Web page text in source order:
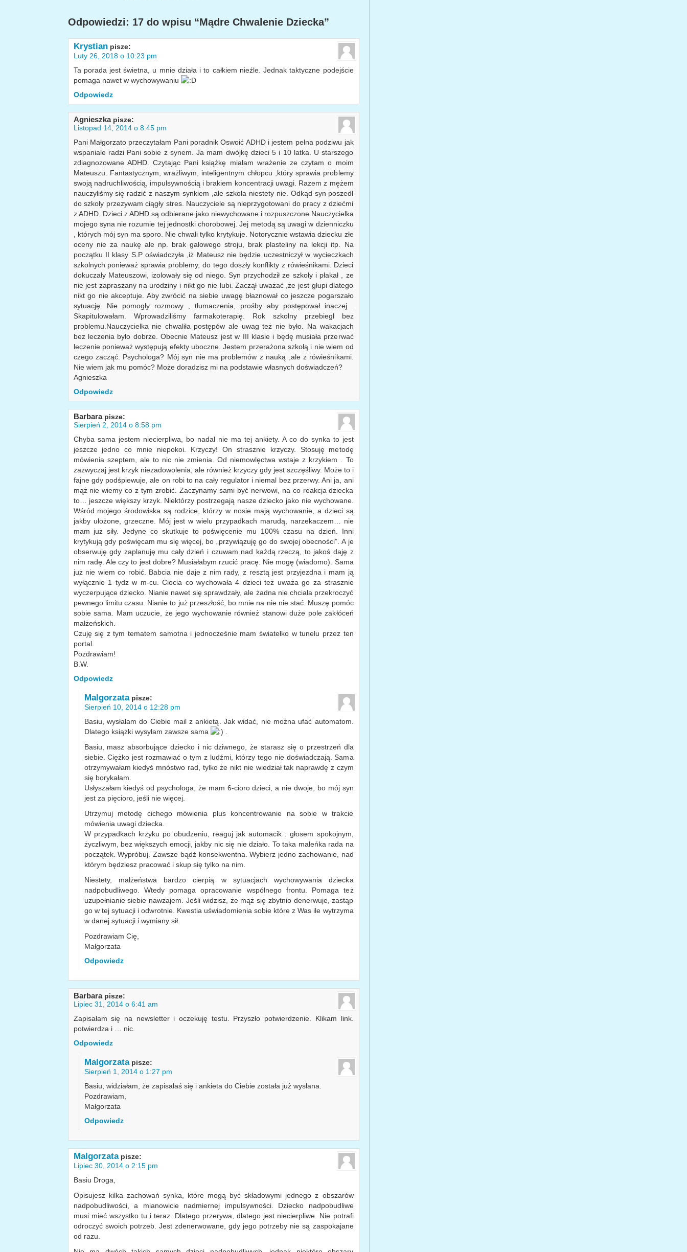
Odpowiedzi: 17 do wpisu “Mądre Chwalenie Dziecka”
Krystian pisze:
Luty 26, 2018 o 10:23 pm
Ta porada jest świetna, u mnie działa i to całkiem nieźle. Jednak taktyczne podejście
pomaga nawet w wychowywaniu
Odpowiedz
Agnieszka pisze:
Listopad 14, 2014 o 8:45 pm
Pani Małgorzato przeczytałam Pani poradnik Oswoić ADHD i jestem pełna podziwu jak
wspaniale radzi Pani sobie z synem. Ja mam dwójkę dzieci 5 i 10 latka. U starszego
zdiagnozowane ADHD. Czytając Pani książkę miałam wrażenie ze czytam o moim
Mateuszu. Fantastycznym, wrażliwym, inteligentnym chłopcu ,który sprawia problemy
swoją nadruchliwością, impulsywnością i brakiem koncentracji uwagi. Razem z mężem
nauczyliśmy się radzić z naszym synkiem ,ale szkoła niestety nie. Odkąd syn poszedł
do szkoły przezywam ciągły stres. Nauczyciele są nieprzygotowani do pracy z dziećmi
z ADHD. Dzieci z ADHD są odbierane jako niewychowane i rozpuszczone.Nauczycielka
mojego syna nie rozumie tej jednostki chorobowej. Jej metodą są uwagi w dzienniczku
, których mój syn ma sporo. Nie chwali tylko krytykuje. Notorycznie wstawia dziecku złe
oceny nie za naukę ale np. brak galowego stroju, brak plasteliny na lekcji itp. Na
początku II klasy S.P oświadczyła ,iż Mateusz nie będzie uczestniczył w wycieczkach
szkolnych ponieważ sprawia problemy, do tego doszły konflikty z rówieśnikami. Dzieci
dokuczały Mateuszowi, izolowały się od niego. Syn przychodził ze szkoły i płakał , ze
nie jest zapraszany na urodziny i nikt go nie lubi. Zaczął uważać ,że jest głupi dlatego
nikt go nie akceptuje. Aby zwrócić na siebie uwagę błaznował co jeszcze pogarszało
sytuację. Nie pomogły rozmowy , tłumaczenia, prośby aby postępował inaczej .
Skapitulowałam. Wprowadziliśmy farmakoterapię. Rok szkolny przebiegł bez
problemu.Nauczycielka nie chwaliła postępów ale uwag też nie było. Na wakacjach
bez leczenia było dobrze. Obecnie Mateusz jest w III klasie i będę musiała przerwać
leczenie ponieważ występują efekty uboczne. Jestem przerażona szkołą i nie wiem od
czego zacząć. Psychologa? Mój syn nie ma problemów z nauką ,ale z rówieśnikami.
Nie wiem jak mu pomóc? Może doradzisz mi na podstawie własnych doświadczeń?
Agnieszka
Odpowiedz
Barbara pisze:
Sierpień 2, 2014 o 8:58 pm
Chyba sama jestem niecierpliwa, bo nadal nie ma tej ankiety. A co do synka to jest
jeszcze jedno co mnie niepokoi. Krzyczy! On strasznie krzyczy. Stosuję metodę
mówienia szeptem, ale to nic nie zmienia. Od niemowlęctwa wstaje z krzykiem . To
zazwyczaj jest krzyk niezadowolenia, ale również krzyczy gdy jest szczęśliwy. Może to i
fajne gdy podśpiewuje, ale on robi to na cały regulator i niemal bez przerwy. Ani ja, ani
mąż nie wiemy co z tym zrobić. Zaczynamy sami być nerwowi, na co reakcja dziecka
to… jeszcze większy krzyk. Niektórzy postrzegają nasze dziecko jako nie wychowane.
Wśród mojego środowiska są rodzice, którzy w nosie mają wychowanie, a dzieci są
jakby ułożone, grzeczne. Mój jest w wielu przypadkach marudą, narzekaczem… nie
mam już siły. Jedyne co skutkuje to poświęcenie mu 100% czasu na dzień. Inni
krytykują gdy poświęcam mu się więcej, bo „przywiązuję go do swojej obecności”. A je
obserwuję gdy zaplanuję mu cały dzień i czuwam nad każdą rzeczą, to jakoś daję z
nim radę. Ale czy to jest dobre? Musiałabym rzucić pracę. Nie mogę (wiadomo). Sama
już nie wiem co robić. Babcia nie daje z nim rady, z resztą jest przyjezdna i mam ją
wyłącznie 1 tydz w m-cu. Ciocia co wychowała 4 dzieci też uważa go za strasznie
wyczerpujące dziecko. Nianie nawet się sprawdzały, ale żadna nie chciała przekroczyć
pewnego limitu czasu. Nianie to już przeszłość, bo mnie na nie nie stać. Muszę pomóc
sobie sama. Mam uczucie, że jego wychowanie również stanowi duże pole zakłóceń
małżeńskich.
Czuję się z tym tematem samotna i jednocześnie mam światełko w tunelu przez ten
portal.
Pozdrawiam!
B.W.
Odpowiedz
Malgorzata pisze:
Sierpień 10, 2014 o 12:28 pm
Basiu, wysłałam do Ciebie mail z ankietą. Jak widać, nie można ufać automatom.
Dlatego książki wysyłam zawsze sama
.
Basiu, masz absorbujące dziecko i nic dziwnego, że starasz się o przestrzeń dla
siebie. Ciężko jest rozmawiać o tym z ludźmi, którzy tego nie doświadczają. Sama
otrzymywałam kiedyś mnóstwo rad, tylko że nikt nie wiedział tak naprawdę z czym
się borykałam.
Usłyszałam kiedyś od psychologa, że mam 6-cioro dzieci, a nie dwoje, bo mój syn
jest za pięcioro, jeśli nie więcej.
Utrzymuj metodę cichego mówienia plus koncentrowanie na sobie w trakcie
mówienia uwagi dziecka.
W przypadkach krzyku po obudzeniu, reaguj jak automacik : głosem spokojnym,
życzliwym, bez większych emocji, jakby nic się nie działo. To taka maleńka rada na
początek. Wypróbuj. Zawsze bądź konsekwentna. Wybierz jedno zachowanie, nad
którym będziesz pracować i skup się tylko na nim.
Niestety, małżeństwa bardzo cierpią w sytuacjach wychowywania dziecka
nadpobudliwego. Wtedy pomaga opracowanie wspólnego frontu. Pomaga też
uzupełnianie siebie nawzajem. Jeśli widzisz, że mąż się zbytnio denerwuje, zastąp
go w tej sytuacji i odwrotnie. Kwestia uświadomienia sobie które z Was ile wytrzyma
w danej sytuacji i wymiany sił.
Pozdrawiam Cię,
Małgorzata
Odpowiedz
Barbara pisze:
Lipiec 31, 2014 o 6:41 am
Zapisałam się na newsletter i oczekuję testu. Przyszło potwierdzenie. Klikam link.
potwierdza i … nic.
Odpowiedz
Malgorzata pisze:
Sierpień 1, 2014 o 1:27 pm
Basiu, widziałam, że zapisałaś się i ankieta do Ciebie została już wysłana.
Pozdrawiam,
Małgorzata
Odpowiedz
Malgorzata pisze:
Lipiec 30, 2014 o 2:15 pm
Basiu Droga,
Opisujesz kilka zachowań synka, które mogą być składowymi jednego z obszarów
nadpobudliwości, a mianowicie nadmiernej impulsywności. Dziecko nadpobudliwe
musi mieć wszystko tu i teraz. Dlatego przerywa, dlatego jest niecierpliwe. Nie potrafi
odroczyć swoich potrzeb. Jest zdenerwowane, gdy jego potrzeby nie są zaspokajane
od razu.